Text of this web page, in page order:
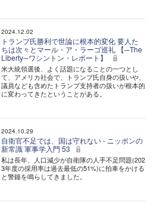
2024.12.02
トランプ氏勝利で世論に根本的変化 要人た
ちは次々とマール・ア・ラーゴ巡礼 【─The
Liberty─ワシントン・レポート】
米大統領選後、よく話題になることの一つとし
て、アメリカ社会で、トランプ氏自身の扱いや、
議員なども含めたトランプ支持者の扱いが根本的
に変わってきたということがある。
2024.10.29
自衛官不足では、国は守れない - ニッポンの
新常識 軍事学入門 53
私は長年、人口減少が自衛隊の人手不足問題(202
3年度の採用率は過去最低の51%)に拍車をかける
と警鐘を鳴らしてきました。